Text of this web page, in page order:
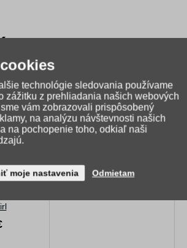
tovar
(1)
technológie sledovania používame
zážitku z prehliadania našich webových
vám zobrazovali prispôsobený
na analýzu návštevnosti našich
na pochopenie toho, odkiaľ naši
moje nastavenia Odmietam